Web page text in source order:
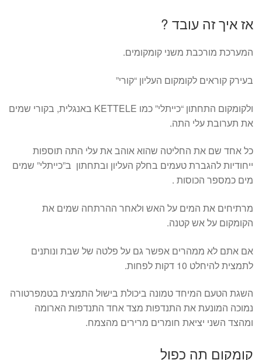
אז איך זה עובד ?
המערכת מורכבת משני קומקומים.
בעירק קוראים לקומקום העליון “קורי”
ולקומקום התחתון “כייתלי” כמו KETTELE באנגלית, בקורי שמים
את תערובת עלי התה.
כל אחד שם את החליטה שהוא אוהב את עלי התה תוספות
ייחודיות להגברת טעמים בחלק העליון ובתחתון ב”כייתלי” שמים
מים כמספר הכוסות .
מרתיחים את המים על האש ולאחר ההרתחה שמים את
הקומקום על אש קטנה.
אם אתם לא ממהרים אפשר גם על פלטה של שבת ונותנים
לתמצית להיחלט 10 דקות לפחות.
השגת הטעם המיחד טמונה ביכולת בישול התמצית בטמפרטורה
נמוכה המונעת את התנדפות מצד אחד התנדפות הארומה
ומהצד השני יציאת חומרים מרירים מהצמח.
קומקום תה כפול